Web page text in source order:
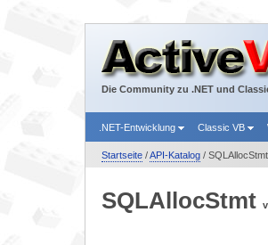
Die Community zu .NET und
.NET-Entwicklung Classic VB
Startseite/API-Katalog/ SQLAllocStmt
SQLAllocStmt